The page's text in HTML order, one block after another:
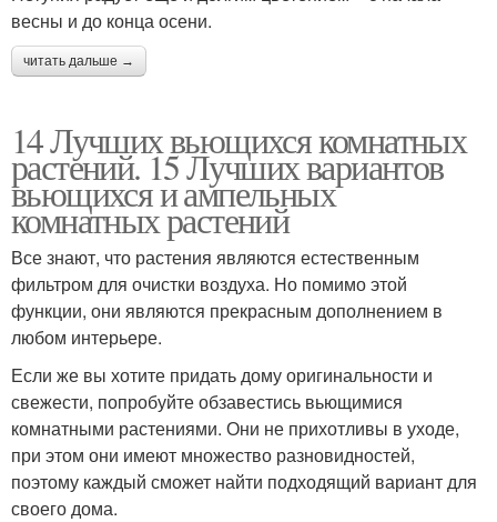
весны и до конца осени.
читать дальше →
14 Лучших вьющихся комнатных
растений. 15 Лучших вариантов
вьющихся и ампельных
комнатных растений
Все знают, что растения являются естественным
фильтром для очистки воздуха. Но помимо этой
функции, они являются прекрасным дополнением в
любом интерьере.
Если же вы хотите придать дому оригинальности и
свежести, попробуйте обзавестись вьющимися
комнатными растениями. Они не прихотливы в уходе,
при этом они имеют множество разновидностей,
поэтому каждый сможет найти подходящий вариант для
своего дома.